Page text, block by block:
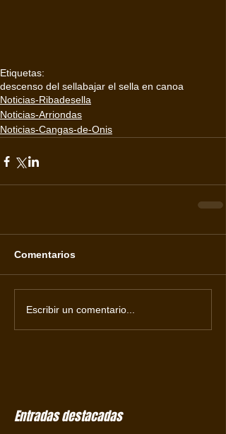
Etiquetas:
descenso del sellabajar el sella en canoa
Noticias-Ribadesella
Noticias-Arriondas
Noticias-Cangas-de-Onis
Comentarios
Escribir un comentario...
Entradas destacadas